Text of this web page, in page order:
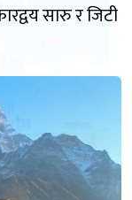
सारु र जिटी